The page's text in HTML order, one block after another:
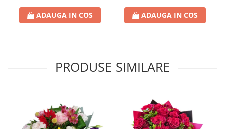
ADAUGA IN COS ADAUGA IN COS
PRODUSE SIMILARE